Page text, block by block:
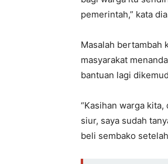
pemerintah,” kata
Masalah bertambah
masyarakat
bantuan lagi
“Kasihan warga
siur, saya sudah
beli sembako